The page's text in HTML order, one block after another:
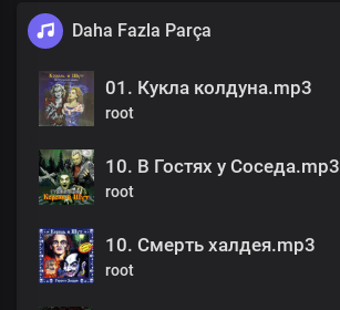
Daha Fazla Parça
01. Кукла колдуна.mp3
root
10. В Гостях у Соседа.mp3
root
10. Смерть халдея.mp3
root